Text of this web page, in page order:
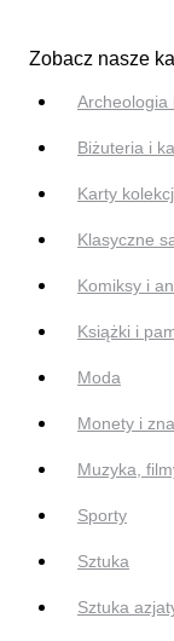
Zobacz nasze
Archeologia
Biżuteria i
Karty
Klasyczne
Komiksy i
Książki i
Moda
Monety i
Muzyka,
Sporty
Sztuka
Sztuka